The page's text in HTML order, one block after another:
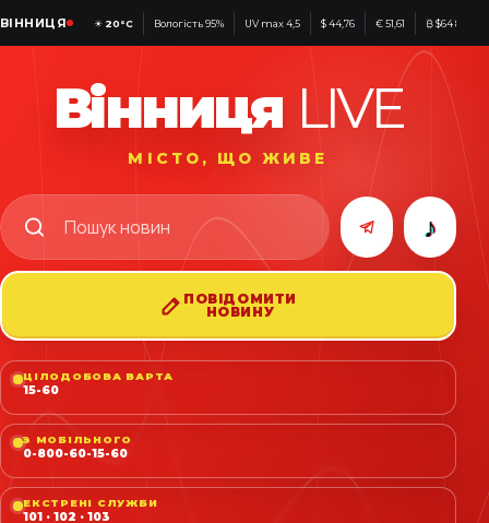
ВІННИЦЯ ☀ 20°C Вологість 95% UV max 4,5 $ 44,76 € 51,61 ₿ $64 852
Вінниця LIVE
МІСТО, ЩО ЖИВЕ
♪
ПОВІДОМИТИ
НОВИНУ
ЦІЛОДОБОВА ВАРТА
15-60
З МОБІЛЬНОГО
0-800-60-15-60
ЕКСТРЕНІ СЛУЖБИ
101 · 102 · 103